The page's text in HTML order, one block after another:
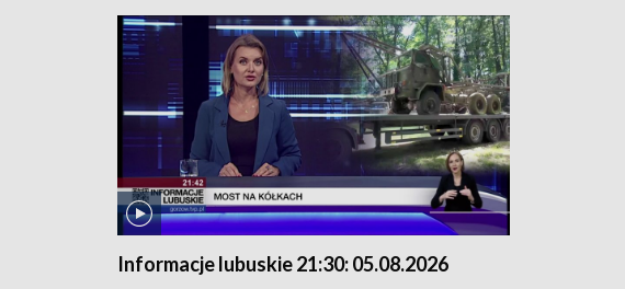
Informacje lubuskie 21:30: 05.08.2026